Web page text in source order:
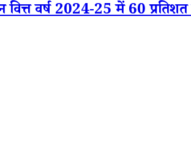
वर्ष 2024-25 में 60 प्रतिशत